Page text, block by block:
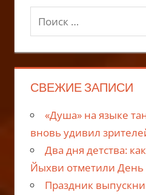
Поиск
для:
СВЕЖИЕ ЗАПИСИ
«Душа» на языке
вновь удивил
Два дня детства:
Йыхви отметили
Праздник